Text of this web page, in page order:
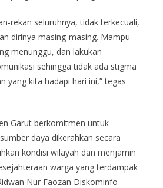
rekan seluruhnya, tidak terkecuali,
dirinya masing-masing. Mampu
menunggu, dan lakukan
sehingga tidak ada stigma
yang kita hadapi hari ini,” tegas
Garut berkomitmen untuk
daya dikerahkan secara
kondisi wilayah dan menjamin
warga yang terdampak
Nur Faozan Diskominfo